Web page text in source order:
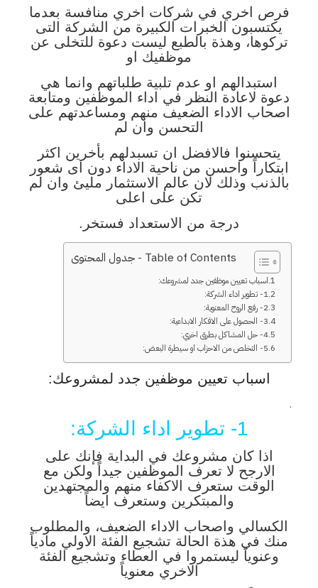
فرص اخري في شركات اخري منافسة بعدما
يكتسبون الخبرات الكبيرة من الشركة التى
تركوها، وهذة بالطبع ليست دعوة للتخلى عن
موظفيك او
استبدالهم او عدم تلبية طلباتهم وانما هي
دعوة لاعادة النظر في اداء الموظفين ومتابعة
اصحاب الاداء الضعيف منهم ومساعدتهم على
التحسن وان لم
يتحسنوا فالافضل ان تسبدلهم بأخرين اكثر
ابتكاراً واحسن من ناحية الاداء دون اى شعور
بالذنب وذلك لان عالم الاستثمار مليئ وان لم
تكن على اعلى
درجة من الاستعداد فستخر.
Table of Contents - جدول المحتوى
اسباب تعيين موظفين جدد لمشروعك:
1- تطوير اداء الشركة:
2- رفع الروح المعنوية:
3- الحصول على الافكار الابداعية:
4- حل المشاكل بطرق اخري:
5- التخلص من الاحزاب او سيطرة البعض:
اسباب تعيين موظفين جدد لمشروعك:
.
1- تطوير اداء الشركة:
اذا كان مشروعك في البداية فإنك على
الارجح لا تعرف الموظفين جيداً ولكن مع
الوقت ستعرف الاكفاء منهم والمجتهدين
والمبتكرين وستعرف ايضاً
الكسالي واصحاب الاداء الضعيف، والمطلوب
منك في هذة الحالة تشجيع الفئة الاولي مادياً
وعنوياً ليستمروا في العطاء وتشجيع الفئة
الاخري معنوياً